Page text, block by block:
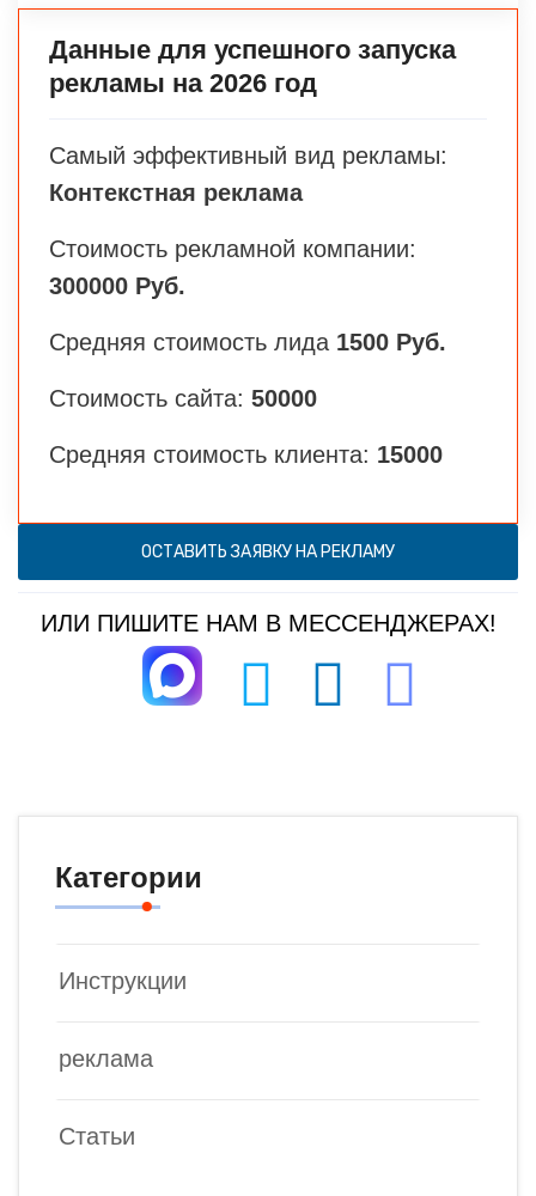
Данные для успешного запуска
рекламы на 2026 год
Самый эффективный вид рекламы:
Контекстная реклама
Стоимость рекламной компании:
300000 Руб.
Средняя стоимость лида 1500 Руб.
Стоимость сайта: 50000
Средняя стоимость клиента: 15000
ОСТАВИТЬ ЗАЯВКУ НА РЕКЛАМУ
ИЛИ ПИШИТЕ НАМ В МЕССЕНДЖЕРАХ!
Категории
Инструкции
реклама
Статьи